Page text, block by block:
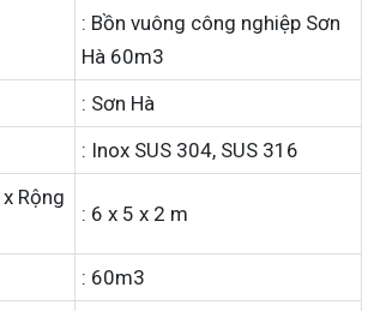
: Bồn vuông công nghiệp Sơn
Hà 60m3
: Sơn Hà
: Inox SUS 304, SUS 316
Rộng
: 6 x 5 x 2 m
: 60m3